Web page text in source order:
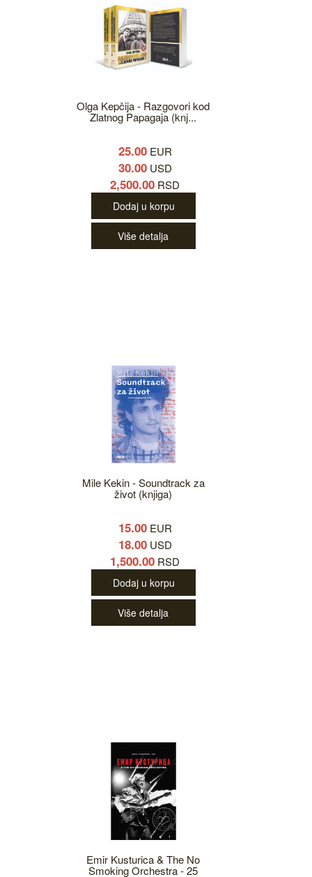
Olga Kepčija - Razgovori kod
Zlatnog Papagaja (knj...
25.00EUR
30.00USD
2,500.00 RSD
Dodaj u korpu
Više detalja
Mile Kekin - Soundtrack za
život (knjiga)
15.00EUR
18.00USD
1,500.00 RSD
Dodaj u korpu
Više detalja
Emir Kusturica & The No
Smoking Orchestra - 25